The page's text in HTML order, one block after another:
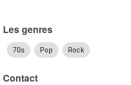
Les genres
70s Pop Rock
Contact